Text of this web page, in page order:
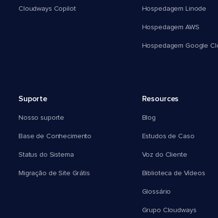
Cloudways Copilot Hospedagem Linode
Hospedagem AWS
Hospedagem Google
Suporte
Nosso suporte
Base de Conhecimento
Status do Sistema
Migração de Site Grátis
Resources
Blog
Estudos de Caso
Voz do Cliente
Biblioteca de Vídeos
Glossário
Grupo Cloudways